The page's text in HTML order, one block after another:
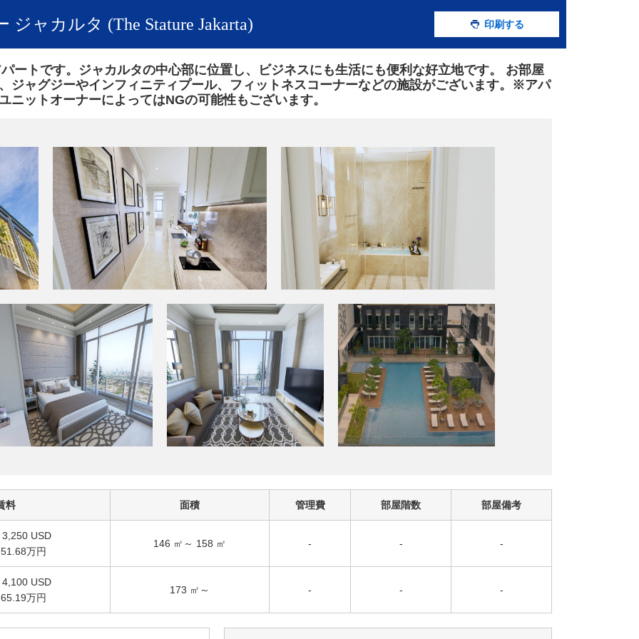
ジャカルタ (The Stature Jakarta) 印刷する
トです。ジャカルタの中心部に位置し、ビジネスにも生活にも便利な好立地です。 お部屋
ジャグジーやインフィニティプール、フィットネスコーナーなどの施設がございます。※アパ
ニットオーナーによってはNGの可能性もございます。
料 面積 管理費 部屋階数 部屋備考
USD
万円
146 ㎡～ 158 ㎡ - - -
USD
万円
173 ㎡～ - - -